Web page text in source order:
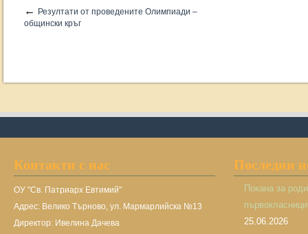
←
Резултати от проведените Олимпиади –
общински кръг
Контакти с нас
ОУ "Св. Патриарх Евтимий"
Адрес: Велико Търново, ул. Мармарлийска №13
Директор: Ивелина Дачева
Последни
Покана за
25.06.2026